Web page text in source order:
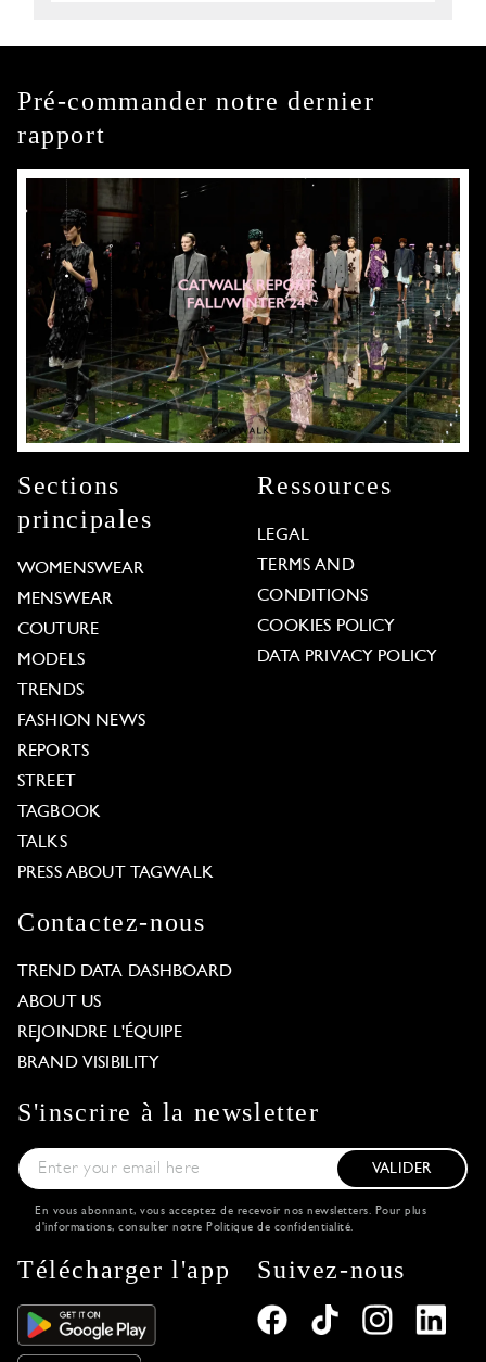
Pré-commander notre dernier
rapport
Sections
principales
WOMENSWEAR
MENSWEAR
COUTURE
MODELS
TRENDS
FASHION NEWS
REPORTS
STREET
TAGBOOK
TALKS
PRESS ABOUT TAGWALK
Ressources
LEGAL
TERMS AND
CONDITIONS
COOKIES POLICY
DATA PRIVACY POLICY
Contactez-nous
TREND DATA DASHBOARD
ABOUT US
REJOINDRE L'ÉQUIPE
BRAND VISIBILITY
S'inscrire à la newsletter
VALIDER
En vous abonnant, vous acceptez de recevoir nos newsletters. Pour plus
d'informations, consulter notre Politique de confidentialité.
Télécharger l'app Suivez-nous